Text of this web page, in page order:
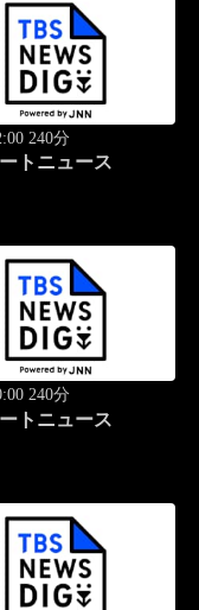
240分
トニュース
240分
トニュース